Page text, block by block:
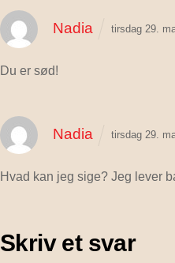
Nadia tirsdag 29.
Du er sød!
Nadia tirsdag 29.
Hvad kan jeg sige? Jeg lever
Skriv et svar